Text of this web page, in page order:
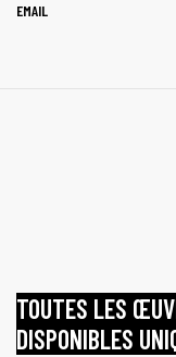
EMAIL
TOUTES LES
DISPONIBLES